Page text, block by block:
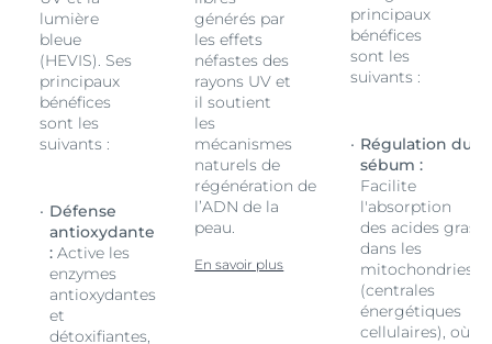
lumière
bleue
(HEVIS). Ses
principaux
bénéfices
sont les
suivants :
Défense
antioxydante
:Active les
enzymes
antioxydantes
et
détoxifiantes,
générés par
les effets
néfastes des
rayons UV et
il soutient
les
mécanismes
naturels de
régénération de
l’ADN de la
peau.
En savoir plus
principaux
bénéfices
sont les
suivants :
Régulation du
sébum :
Facilite
l'absorption
des acides gras
dans les
mitochondries
(centrales
énergétiques
cellulaires), où